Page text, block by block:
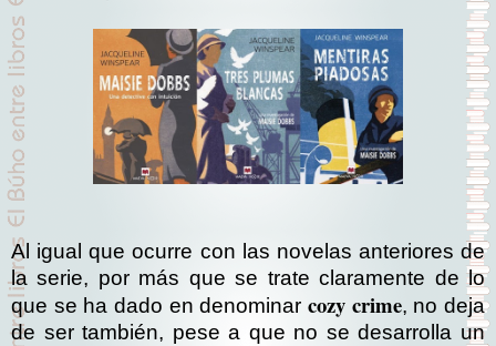
Al igual que ocurre con las novelas anteriores de
la serie, por más que se trate claramente de lo
que se ha dado en denominar cozy crime, no deja
de ser también, pese a que no se desarrolla un